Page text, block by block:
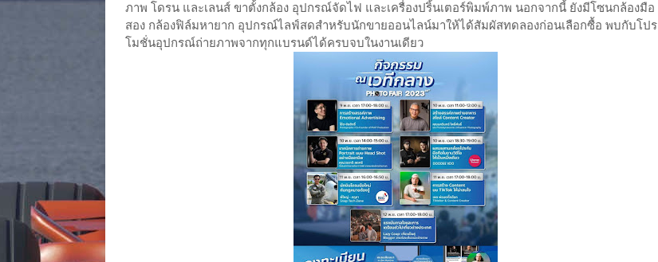
ภาพ โดรน และเลนส์ ขาตั้งกล้อง อุปกรณ์จัดไฟ และเครื่องปริ้นเตอร์พิมพ์ภาพ นอกจากนี้ ยังมีโซนกล้องมือ
สอง กล้องฟิล์มหายาก อุปกรณ์ไลฟ์สดสำหรับนักขายออนไลน์มาให้ได้สัมผัสทดลองก่อนเลือกซื้อ พบกับโปร
โมชั่นอุปกรณ์ถ่ายภาพจากทุกแบรนด์ได้ครบจบในงานเดียว